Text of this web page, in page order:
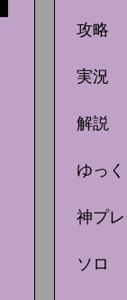
攻略
実況
解説
ゆっ
神プレ
ソロ